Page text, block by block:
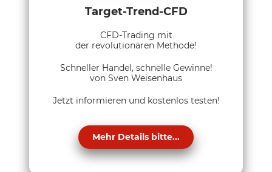
Target-Trend-CFD
CFD-Trading mit
der revolutionären Methode!
Schneller Handel, schnelle Gewinne!
von Sven Weisenhaus
Jetzt informieren und kostenlos testen!
Mehr Details bitte...